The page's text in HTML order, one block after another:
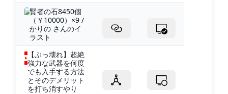
賢者の石8450個
（￥10000）×9 /
かりの さんのイ
ラスト
【ぶっ壊れ】超絶
強力な武器を何度
でも入手する方法
とそのデメリット
を打ち消すやり